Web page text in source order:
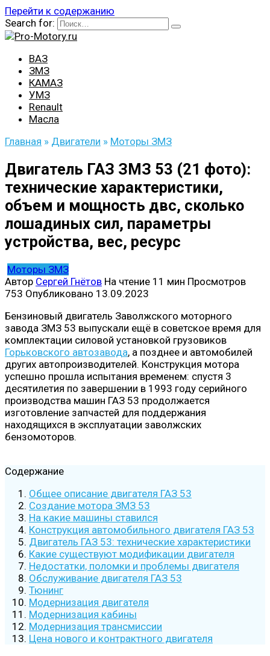
Перейти к содержанию
Search for:
ВАЗ
ЗМЗ
КАМАЗ
УМЗ
Renault
Масла
Главная » Двигатели » Моторы ЗМЗ
Двигатель ГАЗ ЗМЗ 53 (21 фото):
технические характеристики,
объем и мощность двс, сколько
лошадиных сил, параметры
устройства, вес, ресурс
Моторы ЗМЗ
Автор Сергей Гнётов На чтение 11 мин Просмотров
753 Опубликовано 13.09.2023
Бензиновый двигатель Заволжского моторного
завода ЗМЗ 53 выпускали ещё в советское время для
комплектации силовой установкой грузовиков
Горьковского автозавода, а позднее и автомобилей
других автопроизводителей. Конструкция мотора
успешно прошла испытания временем: спустя 3
десятилетия по завершении в 1993 году серийного
производства машин ГАЗ 53 продолжается
изготовление запчастей для поддержания
находящихся в эксплуатации заволжских
бензомоторов.
Содержание
Общее описание двигателя ГАЗ 53
Создание мотора ЗМЗ 53
На какие машины ставился
Конструкция автомобильного двигателя ГАЗ 53
Двигатель ГАЗ 53: технические характеристики
Какие существуют модификации двигателя
Недостатки, поломки и проблемы двигателя
Обслуживание двигателя ГАЗ 53
Тюнинг
Модернизация двигателя
Модернизация кабины
Модернизация трансмиссии
Цена нового и контрактного двигателя